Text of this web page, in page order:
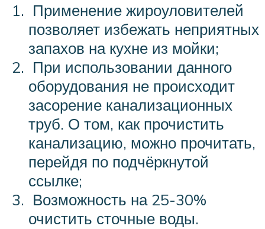
Применение жироуловителей
позволяет избежать неприятных
запахов на кухне из мойки;
При использовании данного
оборудования не происходит
засорение канализационных
труб. О том, как прочистить
канализацию, можно прочитать,
перейдя по подчёркнутой
ссылке;
Возможность на 25-30%
очистить сточные воды.